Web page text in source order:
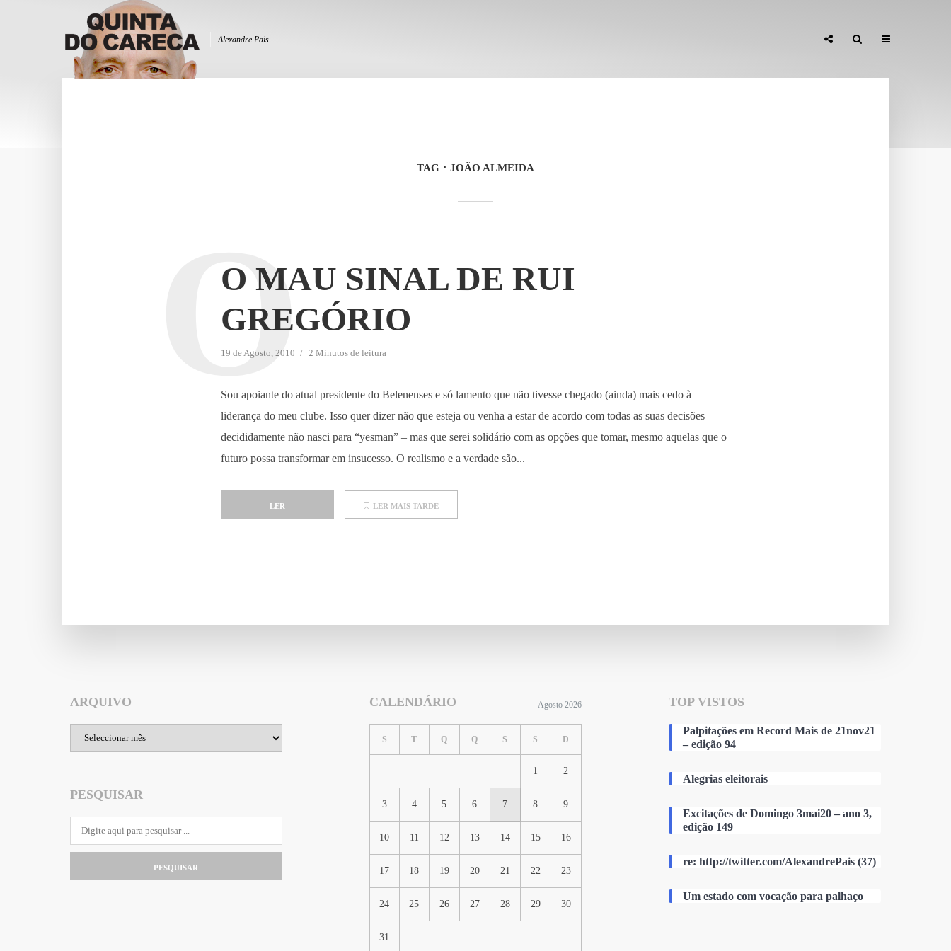
Alexandre Pais
TAG JOÃO ALMEIDA
O MAU SINAL DE RUI
GREGÓRIO
19 de Agosto, 2010 2 Minutos de leitura
O
Sou apoiante do atual presidente do Belenenses e só lamento que não tivesse chegado (ainda) mais cedo à
liderança do meu clube. Isso quer dizer não que esteja ou venha a estar de acordo com todas as suas decisões –
decididamente não nasci para “yesman” – mas que serei solidário com as opções que tomar, mesmo aquelas que o
futuro possa transformar em insucesso. O realismo e a verdade são...
LER LER MAIS TARDE
ARQUIVO
Arquivo
PESQUISAR
PESQUISAR
CALENDÁRIO Agosto 2026
S T Q Q S S D
1 2
3 4 5 6 7 8 9
10 11 12 13 14 15 16
17 18 19 20 21 22 23
24 25 26 27 28 29 30
31
TOP VISTOS
Palpitações em Record Mais de 21nov21
– edição 94
Alegrias eleitorais
Excitações de Domingo 3mai20 – ano 3,
edição 149
re: http://twitter.com/AlexandrePais (37)
Um estado com vocação para palhaço